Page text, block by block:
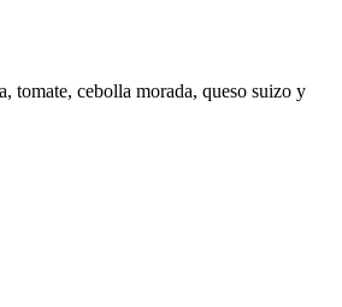
tomate, cebolla morada, queso suizo y